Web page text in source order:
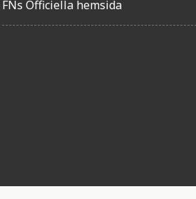
FNs Officiella hemsida